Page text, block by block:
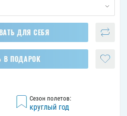
ДЛЯ СЕБЯ
В ПОДАРОК
Сезон полетов:
круглый год